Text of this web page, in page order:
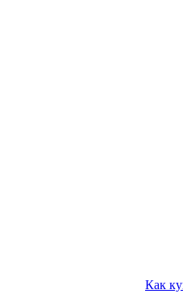
Как